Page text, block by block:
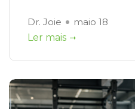
Dr. Joie
maio 18
Ler mais